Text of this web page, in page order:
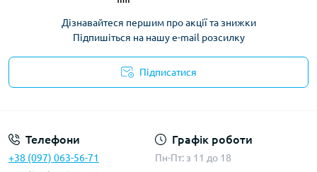
Дізнавайтеся першим про акції та знижки
Підпишіться на нашу e-mail розсилку
Підписатися
Телефони
+38 (097) 063-56-71
Графік роботи
Пн-Пт: з 11 до 18